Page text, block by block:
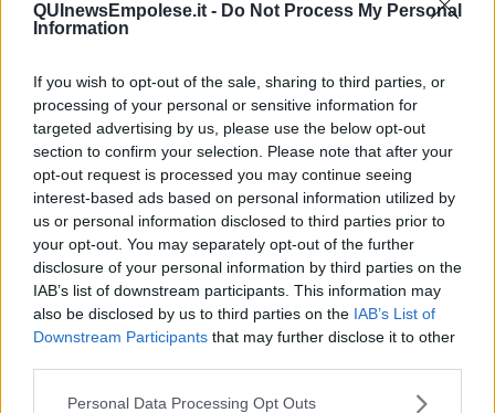
QUInewsEmpolese.it - Do Not Process My Personal
Information
If you wish to opt-out of the sale, sharing to third parties, or
processing of your personal or sensitive information for
targeted advertising by us, please use the below opt-out
section to confirm your selection. Please note that after your
opt-out request is processed you may continue seeing
interest-based ads based on personal information utilized by
us or personal information disclosed to third parties prior to
your opt-out. You may separately opt-out of the further
disclosure of your personal information by third parties on the
IAB’s list of downstream participants. This information may
also be disclosed by us to third parties on the IAB’s List of
Downstream Participants that may further disclose it to other
Personal Data Processing Opt Outs
pongono al centro gli artisti del presente insieme alla diffusione
Riccardo Ferrucci
Se vuoi leggere le notizie principali della Toscana iscriviti alla
Newsletter QUInews - ToscanaMedia.Arriva gratis tutti i giorni
alle 20:00 direttamente nella tua casella di posta.
Basta cliccareQUI
Fotogallery